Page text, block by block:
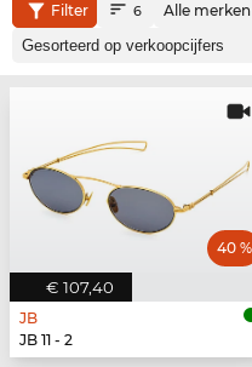
Filter 6 Alle merken
€ 107,40
40 %
JB
JB 11 - 2